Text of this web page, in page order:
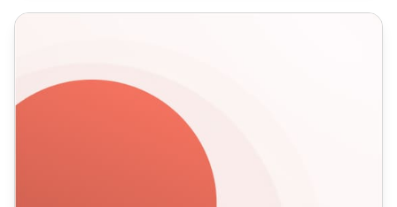
Čo je spokojnosť zákazníka: definícia + najlepšie praktiky